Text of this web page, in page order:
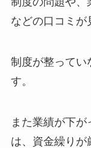
などの口コミが
制度が整ってい
す。
また業績が下
は、資金繰りが